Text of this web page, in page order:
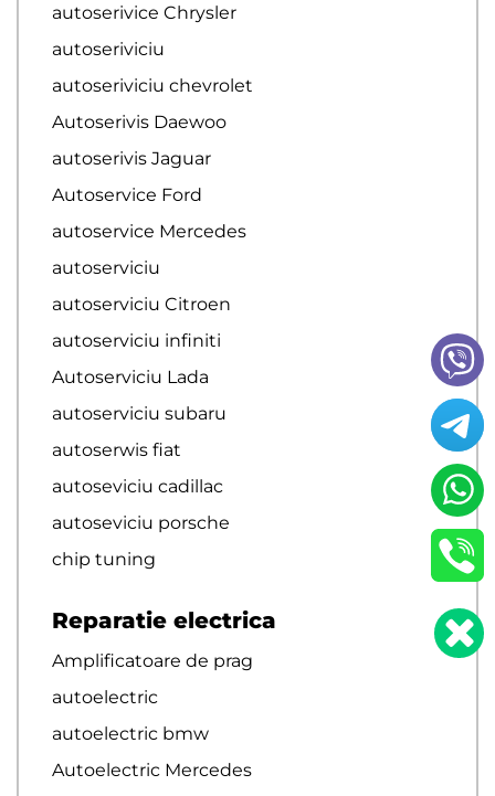
autoserivice Chrysler
autoseriviciu
autoseriviciu chevrolet
Autoserivis Daewoo
autoserivis Jaguar
Autoservice Ford
autoservice Mercedes
autoserviciu
autoserviciu Citroen
autoserviciu infiniti
Autoserviciu Lada
autoserviciu subaru
autoserwis fiat
autoseviciu cadillac
autoseviciu porsche
chip tuning
Reparatie electrica
Amplificatoare de prag
autoelectric
autoelectric bmw
Autoelectric Mercedes